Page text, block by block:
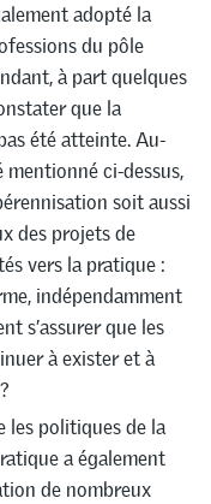
adopté la
du pôle
à part quelques
que la
été atteinte. Au-
mentionné ci-dessus,
soit aussi
des projets de
vers la pratique :
indépendamment
s’assurer que les
à exister et à
les politiques de la
a également
de nombreux